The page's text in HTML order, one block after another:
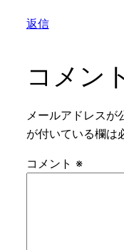
返信
コメン
メールアドレスが
が付いている欄は
コメント ※